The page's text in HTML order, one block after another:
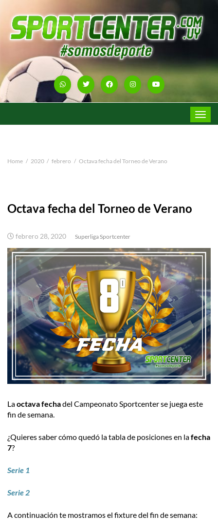
Toggle
Home 2020 febrero Octava fecha del Torneo de Verano
Octava fecha del Torneo de Verano
febrero 28, 2020 Superliga Sportcenter
Laoctava fechadel Campeonato Sportcenter se juega este
fin de semana.
¿Quieres saber cómo quedó la tabla de posiciones en lafecha
7?
Serie 1
Serie 2
A continuación te mostramos el fixture del fin de semana: